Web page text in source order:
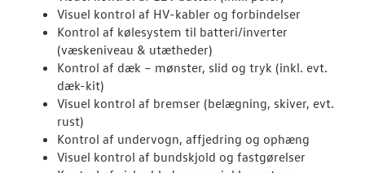
Visuel kontrol af HV-kabler og forbindelser
Kontrol af kølesystem til batteri/inverter
(væskeniveau & utætheder)
Kontrol af dæk – mønster, slid og tryk (inkl. evt.
dæk-kit)
Visuel kontrol af bremser (belægning, skiver, evt.
rust)
Kontrol af undervogn, affjedring og ophæng
Visuel kontrol af bundskjold og fastgørelser